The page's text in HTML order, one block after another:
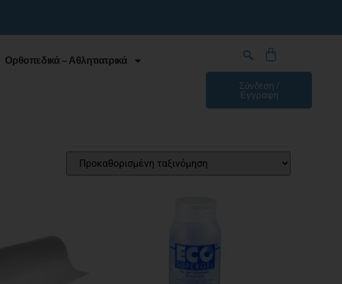
Ορθοπεδικά – Αθλητιατρικά
Σύνδεση /
Εγγραφη